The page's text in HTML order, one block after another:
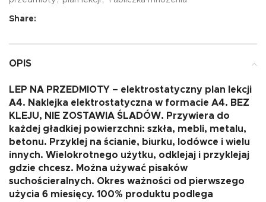
Share:
OPIS
LEP NA PRZEDMIOTY – elektrostatyczny plan lekcji
A4. Naklejka elektrostatyczna w formacie A4. BEZ
KLEJU, NIE ZOSTAWIA ŚLADÓW. Przywiera do
każdej gładkiej powierzchni: szkła, mebli, metalu,
betonu. Przyklej na ścianie, biurku, lodówce i wielu
innych. Wielokrotnego użytku, odklejaj i przyklejaj
gdzie chcesz. Można używać pisaków
suchościeralnych. Okres ważności od pierwszego
użycia 6 miesięcy. 100% produktu podlega